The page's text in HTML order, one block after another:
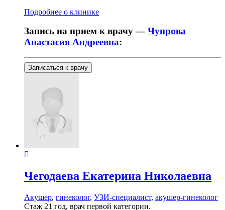
Подробнее о клинике
Запись на прием к врачу —Чупрова
Анастасия Андреевна:
Записаться к врачу
Чегодаева Екатерина Николаевна
Акушер, гинеколог, УЗИ-специалист, акушер-гинеколог
Стаж 21 год, врач первой категории.